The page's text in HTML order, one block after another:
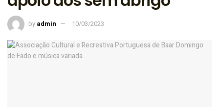
by admin 10/03/2023